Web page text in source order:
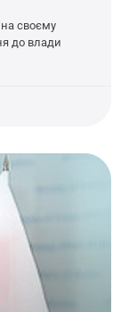
на своєму
до влади